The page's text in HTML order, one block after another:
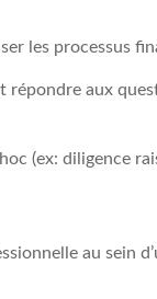
les processus
répondre aux
(ex: diligence
au sein